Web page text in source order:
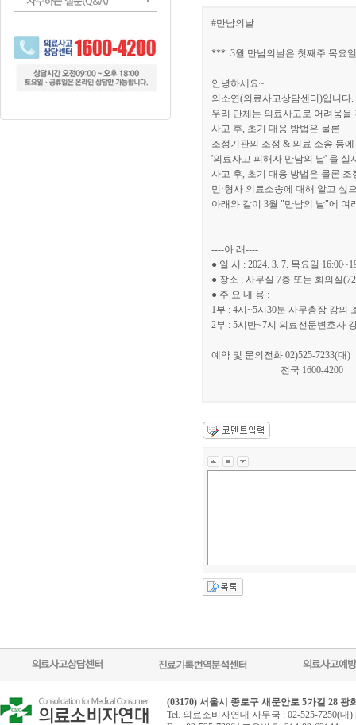
#만남의날
*** 3월 만남의날은 첫째주 목요
안녕하세요~
의소연(의료사고상담센터)입니다.
우리 단체는 의료사고로 어려움
사고 후, 초기 대응 방법은 물론
조정기관의 조정 & 의료 소송 등
'의료사고 피해자 만남의 날' 을 실
사고 후, 초기 대응 방법은 물론
민·형사 의료소송에 대해 알고 싶
아래와 같이 3월 "만남의 날"에 여
----아 래----
● 일 시 : 2024. 3. 7. 목요일
● 장소 : 사무실 7층 또는 회의실
● 주 요 내 용 :
1부 : 4시~5시30분 사무총장 강의
2부 : 5시반~7시 의료전문변호사
예약 및 문의전화 02)525-7233(대)
전국 1600-4200
(03170) 서울시 종로구 새문안로 5가길 28 광
Tel. 의료소비자연대 사무국 : 02-525-7250(대